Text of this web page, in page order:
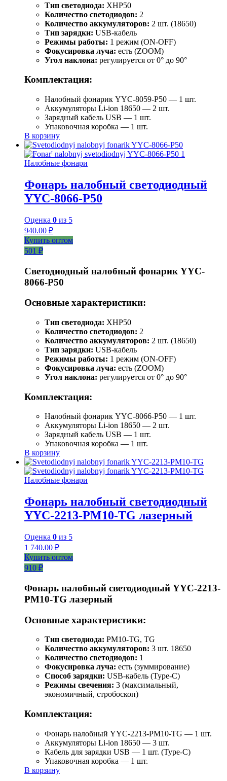
Тип светодиода: XHP50
Количество светодиодов: 2
Количество аккумуляторов: 2 шт. (18650)
Тип зарядки: USB-кабель
Режимы работы: 1 режим (ON-OFF)
Фокусировка луча: есть (ZOOM)
Угол наклона: регулируется от 0° до 90°
Комплектация:
Налобный фонарик YYC-8059-P50 — 1 шт.
Аккумуляторы Li-ion 18650 — 2 шт.
Зарядный кабель USB — 1 шт.
Упаковочная коробка — 1 шт.
В корзину
Налобные фонари
Фонарь налобный светодиодный
YYC-8066-P50
Оценка 0 из 5
940.00 ₽
Купить оптом
501 ₽
Светодиодный налобный фонарик YYC-
8066-P50
Основные характеристики:
Тип светодиода: XHP50
Количество светодиодов: 2
Количество аккумуляторов: 2 шт. (18650)
Тип зарядки: USB-кабель
Режимы работы: 1 режим (ON-OFF)
Фокусировка луча: есть (ZOOM)
Угол наклона: регулируется от 0° до 90°
Комплектация:
Налобный фонарик YYC-8066-P50 — 1 шт.
Аккумуляторы Li-ion 18650 — 2 шт.
Зарядный кабель USB — 1 шт.
Упаковочная коробка — 1 шт.
В корзину
Налобные фонари
Фонарь налобный светодиодный
YYC-2213-PM10-TG лазерный
Оценка 0 из 5
1 740.00 ₽
Купить оптом
910 ₽
Фонарь налобный светодиодный YYC-2213-
PM10-TG лазерный
Основные характеристики:
Тип светодиода: PM10-TG, TG
Количество аккумуляторов: 3 шт. 18650
Количество светодиодов: 1
Фокусировка луча: есть (зуммирование)
Способ зарядки: USB-кабель (Type-C)
Режимы свечения: 3 (максимальный,
экономичный, стробоскоп)
Комплектация:
Фонарь налобный YYC-2213-PM10-TG — 1 шт.
Аккумуляторы Li-ion 18650 — 3 шт.
Кабель для зарядки USB — 1 шт. (Type-C)
Упаковочная коробка — 1 шт.
В корзину